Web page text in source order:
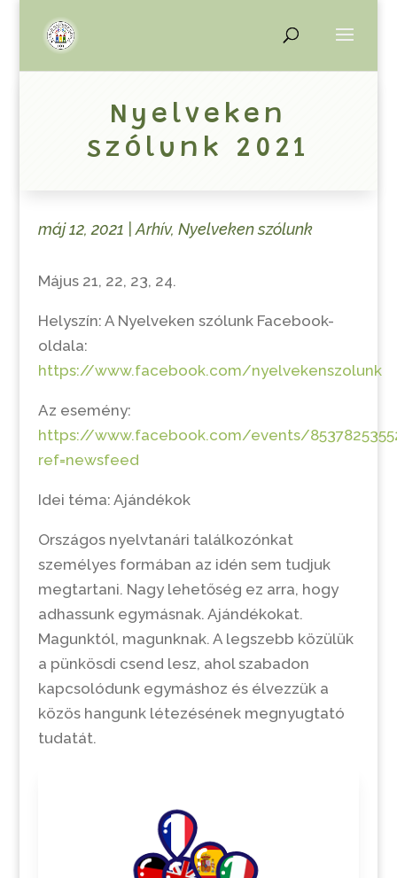
Nyelveken
szólunk 2021
máj 12, 2021 Arhív, Nyelveken szólunk
Május 21, 22, 23, 24.
Helyszín: A Nyelveken szólunk Facebook-
oldala:
https://www.facebook.com/nyelvekenszolunk
Az esemény:
https://www.facebook.com/events/
ref=newsfeed
Idei téma: Ajándékok
Országos nyelvtanári találkozónkat
személyes formában az idén sem tudjuk
megtartani. Nagy lehetőség ez arra, hogy
adhassunk egymásnak. Ajándékokat.
Magunktól, magunknak. A legszebb közülük
a pünkösdi csend lesz, ahol szabadon
kapcsolódunk egymáshoz és élvezzük a
közös hangunk létezésének megnyugtató
tudatát.